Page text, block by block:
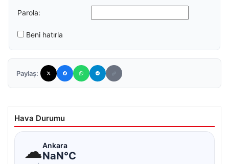
Parola:
Beni hatırla
Paylaş:
Hava Durumu
☁Ankara
NaN°C